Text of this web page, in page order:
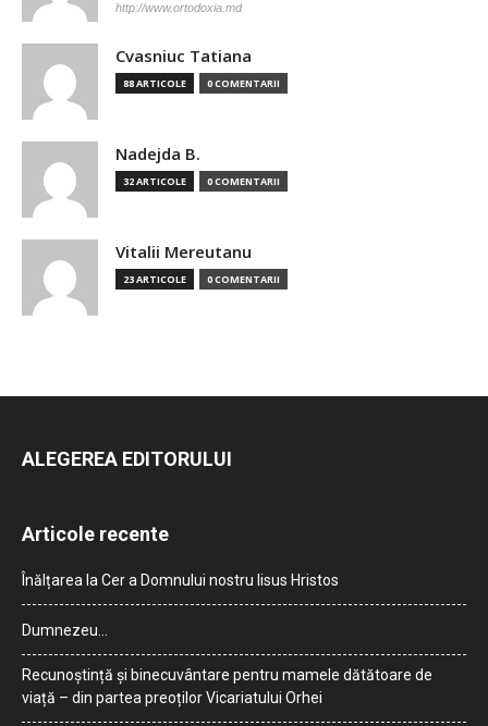
http://www.ortodoxia.md
Cvasniuc Tatiana
88 ARTICOLE 0 COMENTARII
Nadejda B.
32 ARTICOLE 0 COMENTARII
Vitalii Mereutanu
23 ARTICOLE 0 COMENTARII
ALEGEREA EDITORULUI
Articole recente
Înălțarea la Cer a Domnului nostru Iisus Hristos
Dumnezeu…
Recunoștință și binecuvântare pentru mamele dătătoare de
viață – din partea preoților Vicariatului Orhei